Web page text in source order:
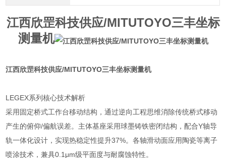
江西欣罡科技供应/MITUTOYO三丰坐标
测量机
江西欣罡科技供应/MITUTOYO三丰坐标测量机
LEGEX系列核心技术解析
采用固定桥式工作台移动结构，通过逆向工程思维消除传统桥式移动
产生的俯仰/偏航误差。主体基座采用球墨铸铁密闭结构，配合Y轴导
轨一体化设计，实现热稳定性提升37%。各轴滑动面应用陶瓷等离子
喷涂技术，兼具0.1μm级平面度与耐腐蚀特性。